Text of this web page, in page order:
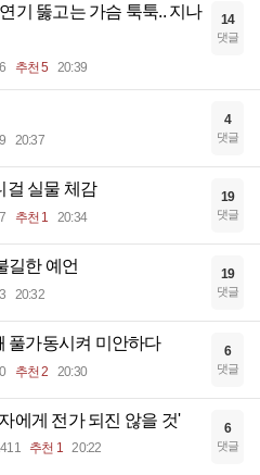
기 뚫고는 가슴 툭툭.. 지나
추천 5 20:39
14
댓글
20:37
4
댓글
걸 실물 체감
추천 1 20:34
19
댓글
길한 예언
20:32
19
댓글
풀가동시켜 미안하다
추천 2 20:30
6
댓글
에게 전가 되진 않을 것'
추천 1 20:22
6
댓글